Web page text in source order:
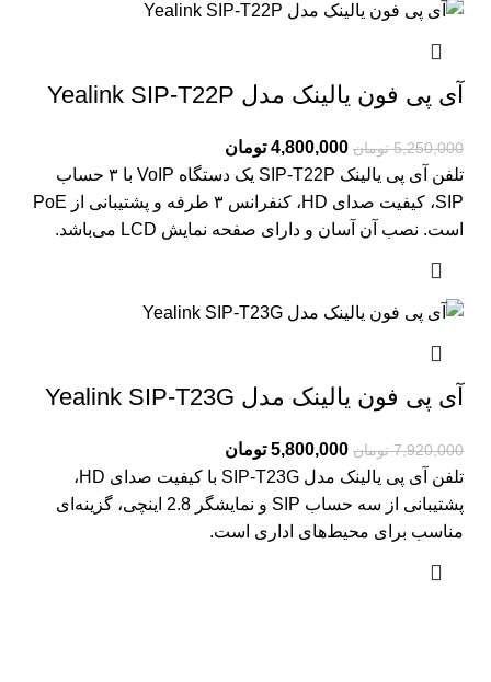
آی پی فون یالینک مدل Yealink SIP-T22P
5,250,000 تومان 4,800,000 تومان
تلفن آی پی یالینک SIP-T22P یک دستگاه VoIP با ۳ حساب
SIP، کیفیت صدای HD، کنفرانس ۳ طرفه و پشتیبانی از PoE
است. نصب آن آسان و دارای صفحه نمایش LCD می‌باشد.
آی پی فون یالینک مدل Yealink SIP-T23G
7,920,000 تومان 5,800,000 تومان
تلفن آی پی یالینک مدل SIP-T23G با کیفیت صدای HD،
پشتیبانی از سه حساب SIP و نمایشگر 2.8 اینچی، گزینه‌ای
مناسب برای محیط‌های اداری است.